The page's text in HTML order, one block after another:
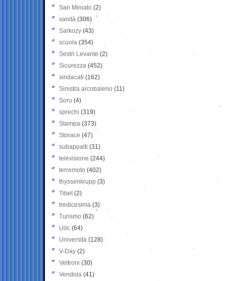
San Miniato (2)
sanità (306)
Sarkozy (43)
scuola (354)
Sestri Levante (2)
Sicurezza (452)
sindacati (162)
Sinistra arcobaleno (11)
Soru (4)
sprechi (319)
Stampa (373)
Storace (47)
subappalti (31)
televisione(244)
terremoto (402)
thyssenkrupp (3)
Tibet(2)
tredicesima (3)
Turismo (62)
Udc (64)
Università (128)
V-Day (2)
Veltroni (30)
Vendola (41)